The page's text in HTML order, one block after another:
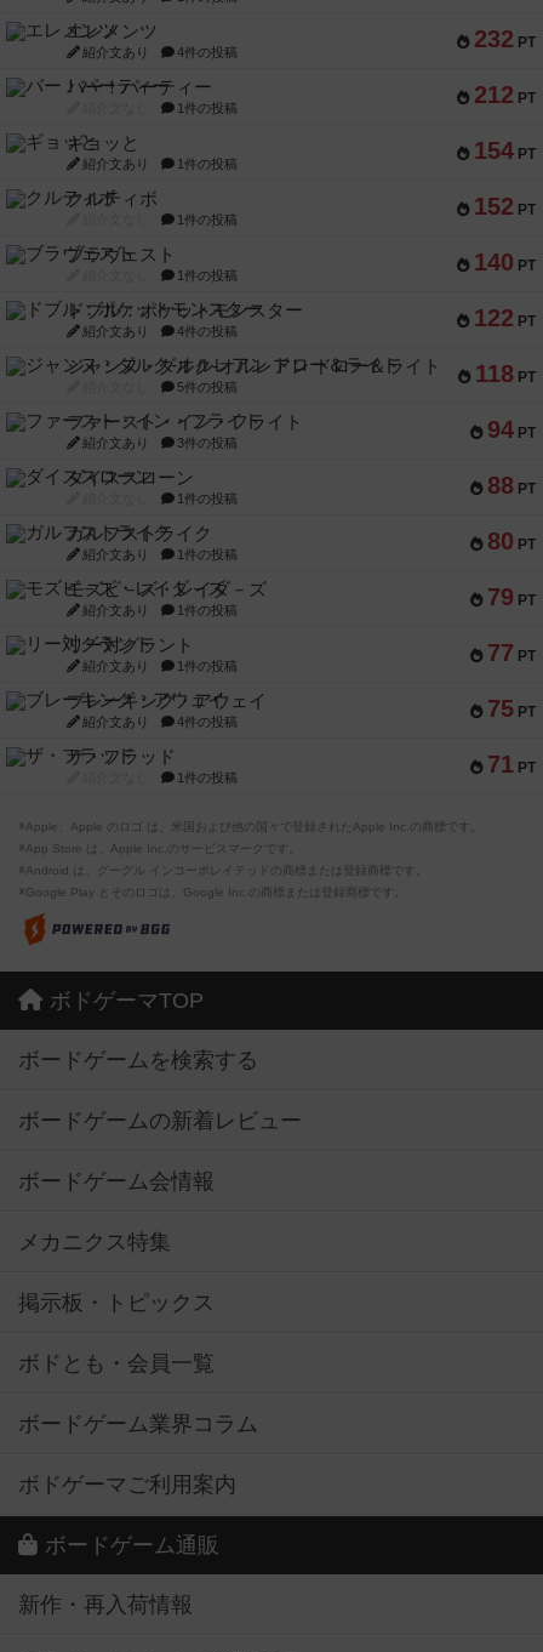
232 PT
エレメンツ
紹介文あり 4件の投稿
212 PT
バー！パーティー
1件の投稿
154 PT
ギョッと
紹介文あり 1件の投稿
152 PT
クルティボ
1件の投稿
140 PT
ブラヴェスト
1件の投稿
122 PT
ドブル：ポケットモンスター
紹介文あり 4件の投稿
118 PT
ジャンヌ・ダルク-オルレアン ドロー＆ライト
5件の投稿
94 PT
ファースト・イン・フライト
紹介文あり 3件の投稿
88 PT
ダイススローン
1件の投稿
80 PT
ガルフストライク
紹介文あり 1件の投稿
79 PT
モズビ－ズ・レイダ－ズ
紹介文あり 1件の投稿
77 PT
リー対グラント
紹介文あり 1件の投稿
75 PT
ブレーキング・アウェイ
紹介文あり 4件の投稿
71 PT
ザ・フラッド
1件の投稿
※Apple、Apple のロゴ は、米国および他の国々で登録されたApple Inc.の商標です。
※App Store は、Apple Inc.のサービスマークです。
※Android は、グーグル インコーポレイテッドの商標または登録商標です。
※Google Play とそのロゴは、Google Inc.の商標または登録商標です。
ボドゲーマTOP
ボードゲームを検索する
ボードゲームの新着レビュー
ボードゲーム会情報
メカニクス特集
掲示板・トピックス
ボドとも・会員一覧
ボードゲーム業界コラム
ボドゲーマご利用案内
ボードゲーム通販
新作・再入荷情報